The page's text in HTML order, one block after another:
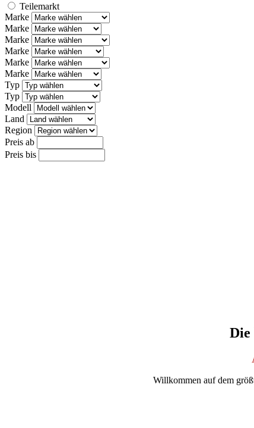
Teilemarkt
Marke
Marke
Marke
Marke
Marke
Marke
Typ
Typ
Modell
Land
Region
Preis ab
Preis bis
Die
Willkommen auf dem